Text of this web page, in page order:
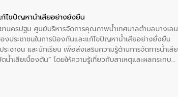
ไขปัญหาน้ำเสียอย่างยั่งยืน
นครปฐม ศูนย์บริหารจัดการคุณภาพน้ำเทศบาลตำบลบางเลน
ประชาชนในการป้องกันและแก้ไขปัญหาน้ำเสียอย่างยั่งยืน
ชาชน และนักเรียน เพื่อส่งเสริมความรู้ด้านการจัดการน้ำเสีย
ำเสียเบื้องต้น” โดยให้ความรู้เกี่ยวกับสาเหตุและผลกระทบ
ต้นในครัวเรือน ณ เทศบาลตำบลบางเลน จังหวัดนครปฐม